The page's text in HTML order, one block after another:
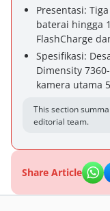
Presentasi:
baterai hingga
FlashCharge
Spesifikasi:
Dimensity
kamera utama
This section
editorial team.
Share Article